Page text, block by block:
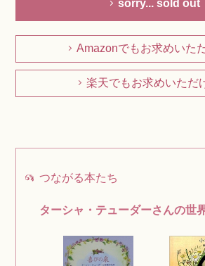
sorry... sold out
Amazonでもお求めいた
楽天でもお求めいただ
つながる本たち
ターシャ・テューダーさんの世